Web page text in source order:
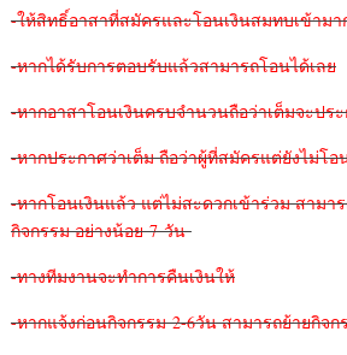
-ให้สิทธิ์อาสาที่สมัครและโอนเงินสมทบเข้าม
-หากได้รับการตอบรับแล้วสามารถโอนได้เลย
-หากอาสาโอนเงินครบจำนวนถือว่าเต็มจะปร
-หากประกาศว่าเต็ม ถือว่าผู้ที่สมัครแต่ยังไม่โ
-หากโอนเงินแล้ว แต่ไม่สะดวกเข้าร่วม สามา
กิจกรรม อย่างน้อย 7 วัน
-ทางทีมงานจะทำการคืนเงินให้
-หากแจ้งก่อนกิจกรรม 2-6วัน สามารถย้ายกิจก